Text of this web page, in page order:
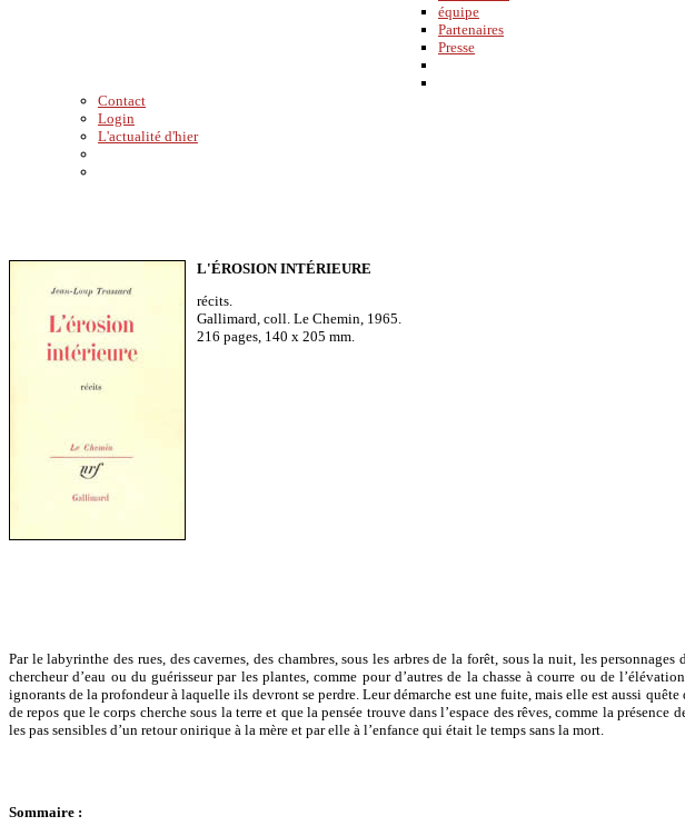
équipe
Partenaires
Presse
Contact
Login
L'actualité d'hier
L'ÉROSION INTÉRIEURE
récits.
Gallimard, coll. Le Chemin, 1965.
216 pages, 140 x 205 mm.
Par le labyrinthe des rues, des cavernes, des chambres, sous les arbres de la forêt, sous la nuit, les
chercheur d’eau ou du guérisseur par les plantes, comme pour d’autres de la chasse à courre ou de
ignorants de la profondeur à laquelle ils devront se perdre. Leur démarche est une fuite, mais elle est aussi
de repos que le corps cherche sous la terre et que la pensée trouve dans l’espace des rêves, comme la
les pas sensibles d’un retour onirique à la mère et par elle à l’enfance qui était le temps sans la mort.
Sommaire :